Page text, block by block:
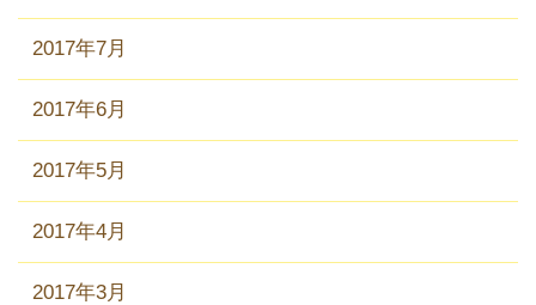
2017年7月
2017年6月
2017年5月
2017年4月
2017年3月